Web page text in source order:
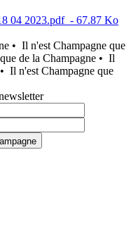
04 2023.pdf - 67.87 Ko
• Il n'est Champagne que
de la Champagne • Il
Il n'est Champagne que